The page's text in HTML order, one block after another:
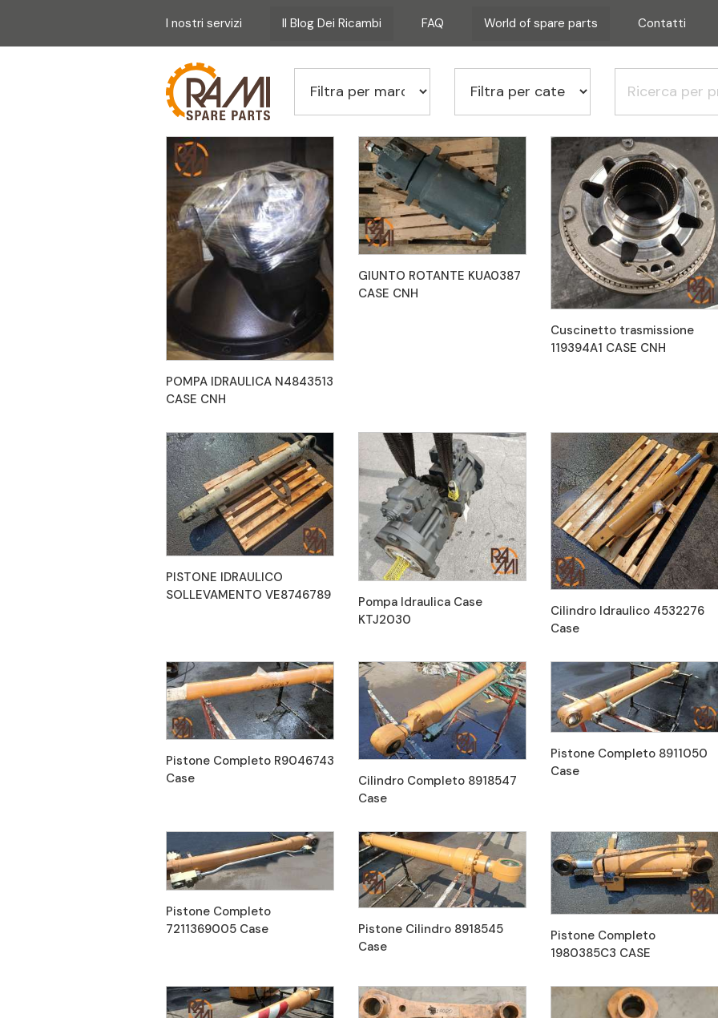
I nostri servizi Il Blog Dei Ricambi FAQ World of spare parts Contatti
POMPA IDRAULICA N4843513
CASE CNH
GIUNTO ROTANTE KUA0387
CASE CNH
Cuscinetto trasmissione
119394A1 CASE CNH
PISTONE IDRAULICO
SOLLEVAMENTO VE8746789
Pompa Idraulica Case
KTJ2030
Cilindro Idraulico 4532276
Case
Pistone Completo R9046743
Case
Cilindro Completo 8918547
Case
Pistone Completo 8911050
Case
Pistone Completo
7211369005 Case
Pistone Cilindro 8918545
Case
Pistone Completo
1980385C3 CASE